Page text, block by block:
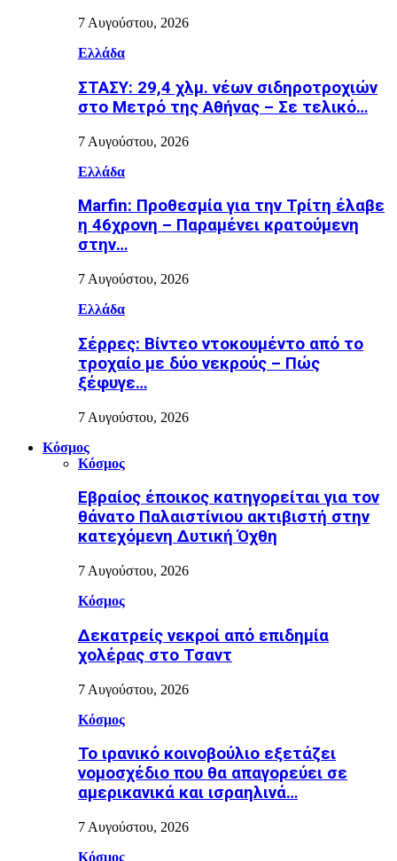
7 Αυγούστου, 2026
Ελλάδα
ΣΤΑΣΥ: 29,4 χλμ. νέων σιδηροτροχιών
στο Μετρό της Αθήνας – Σε τελικό…
7 Αυγούστου, 2026
Ελλάδα
Marfin: Προθεσμία για την Τρίτη έλαβε
η 46χρονη – Παραμένει κρατούμενη
στην…
7 Αυγούστου, 2026
Ελλάδα
Σέρρες: Βίντεο ντοκουμέντο από το
τροχαίο με δύο νεκρούς – Πώς
ξέφυγε…
7 Αυγούστου, 2026
Κόσμος
Κόσμος
Εβραίος έποικος κατηγορείται για τον
θάνατο Παλαιστίνιου ακτιβιστή στην
κατεχόμενη Δυτική Όχθη
7 Αυγούστου, 2026
Κόσμος
Δεκατρείς νεκροί από επιδημία
χολέρας στο Τσαντ
7 Αυγούστου, 2026
Κόσμος
Το ιρανικό κοινοβούλιο εξετάζει
νομοσχέδιο που θα απαγορεύει σε
αμερικανικά και ισραηλινά…
7 Αυγούστου, 2026
Κόσμος